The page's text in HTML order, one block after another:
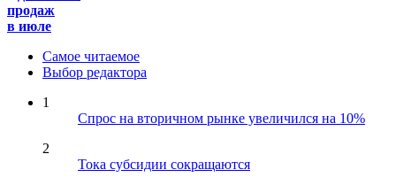
продаж
в июле
Самое читаемое
Выбор редактора
1
Спрос на вторичном рынке увеличился на 10%
2
Тока субсидии сокращаются